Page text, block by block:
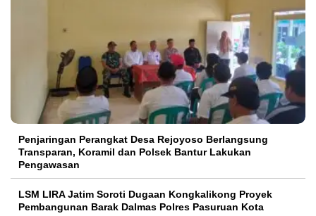
Penjaringan Perangkat Desa Rejoyoso Berlangsung
Transparan, Koramil dan Polsek Bantur Lakukan
Pengawasan
LSM LIRA Jatim Soroti Dugaan Kongkalikong Proyek
Pembangunan Barak Dalmas Polres Pasuruan Kota